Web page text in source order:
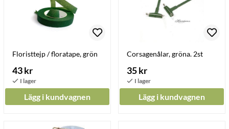
Floristtejp / floratape, grön
43 kr
Lägg i kundvagnen
Corsagenålar, gröna. 2st
35 kr
Lägg i kundvagnen